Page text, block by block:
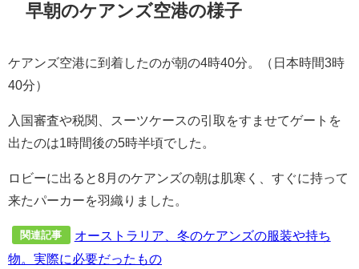
早朝のケアンズ空港の様子
ケアンズ空港に到着したのが朝の4時40分。（日本時間3時
40分）
入国審査や税関、スーツケースの引取をすませてゲートを
出たのは1時間後の5時半頃でした。
ロビーに出ると8月のケアンズの朝は肌寒く、すぐに持って
来たパーカーを羽織りました。
関連記事
オーストラリア、冬のケアンズの服装や持ち
物。実際に必要だったもの